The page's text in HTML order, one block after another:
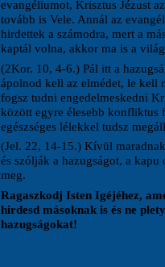
evangéliumot, Krisztus Jézust
tovább is Vele. Annál az
hirdettek a számodra, mert a
kaptál volna, akkor ma is a
(2Kor. 10, 4-6.) Pál itt a
ápolnod kell az elmédet, le kell
fogsz tudni engedelmeskedni
között egyre élesebb konfliktus
egészséges lélekkel tudsz
(Jel. 22, 14-15.) Kívül
és szólják a hazugságot, a
meg.
Ragaszkodj Isten Igéjéhez,
hirdesd másoknak is és ne
hazugságokat!